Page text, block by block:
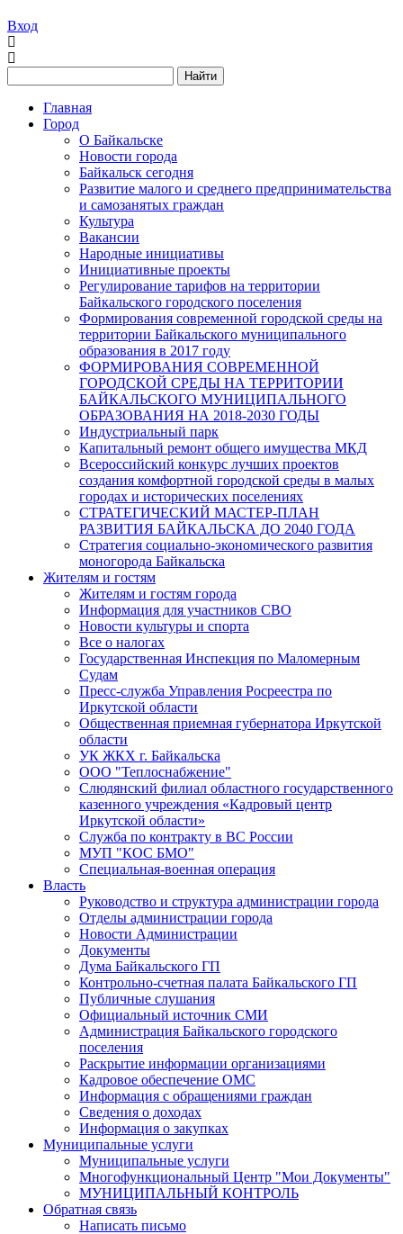
Вход
Найти
Главная
Город
О Байкальске
Новости города
Байкальск сегодня
Развитие малого и среднего предпринимательства
и самозанятых граждан
Культура
Вакансии
Народные инициативы
Инициативные проекты
Регулирование тарифов на территории
Байкальского городского поселения
Формирования современной городской среды на
территории Байкальского муниципального
образования в 2017 году
ФОРМИРОВАНИЯ СОВРЕМЕННОЙ
ГОРОДСКОЙ СРЕДЫ НА ТЕРРИТОРИИ
БАЙКАЛЬСКОГО МУНИЦИПАЛЬНОГО
ОБРАЗОВАНИЯ НА 2018-2030 ГОДЫ
Индустриальный парк
Капитальный ремонт общего имущества МКД
Всероссийский конкурс лучших проектов
создания комфортной городской среды в малых
городах и исторических поселениях
СТРАТЕГИЧЕСКИЙ МАСТЕР-ПЛАН
РАЗВИТИЯ БАЙКАЛЬСКА ДО 2040 ГОДА
Стратегия социально-экономического развития
моногорода Байкальска
Жителям и гостям
Жителям и гостям города
Информация для участников СВО
Новости культуры и спорта
Все о налогах
Государственная Инспекция по Маломерным
Судам
Пресс-служба Управления Росреестра по
Иркутской области
Общественная приемная губернатора Иркутской
области
УК ЖКХ г. Байкальска
ООО "Теплоснабжение"
Слюдянский филиал областного государственного
казенного учреждения «Кадровый центр
Иркутской области»
Служба по контракту в ВС России
МУП "КОС БМО"
Специальная-военная операция
Власть
Руководство и структура администрации города
Отделы администрации города
Новости Администрации
Документы
Дума Байкальского ГП
Контрольно-счетная палата Байкальского ГП
Публичные слушания
Официальный источник СМИ
Администрация Байкальского городского
поселения
Раскрытие информации организациями
Кадровое обеспечение ОМС
Информация с обращениями граждан
Сведения о доходах
Информация о закупках
Муниципальные услуги
Муниципальные услуги
Многофункциональный Центр "Мои Документы"
МУНИЦИПАЛЬНЫЙ КОНТРОЛЬ
Обратная связь
Написать письмо